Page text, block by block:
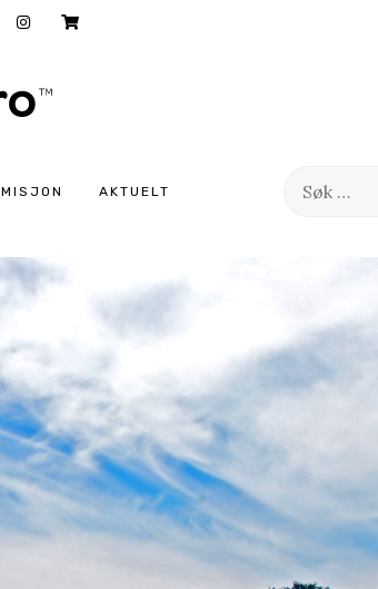
MISJON AKTUELT
Søk